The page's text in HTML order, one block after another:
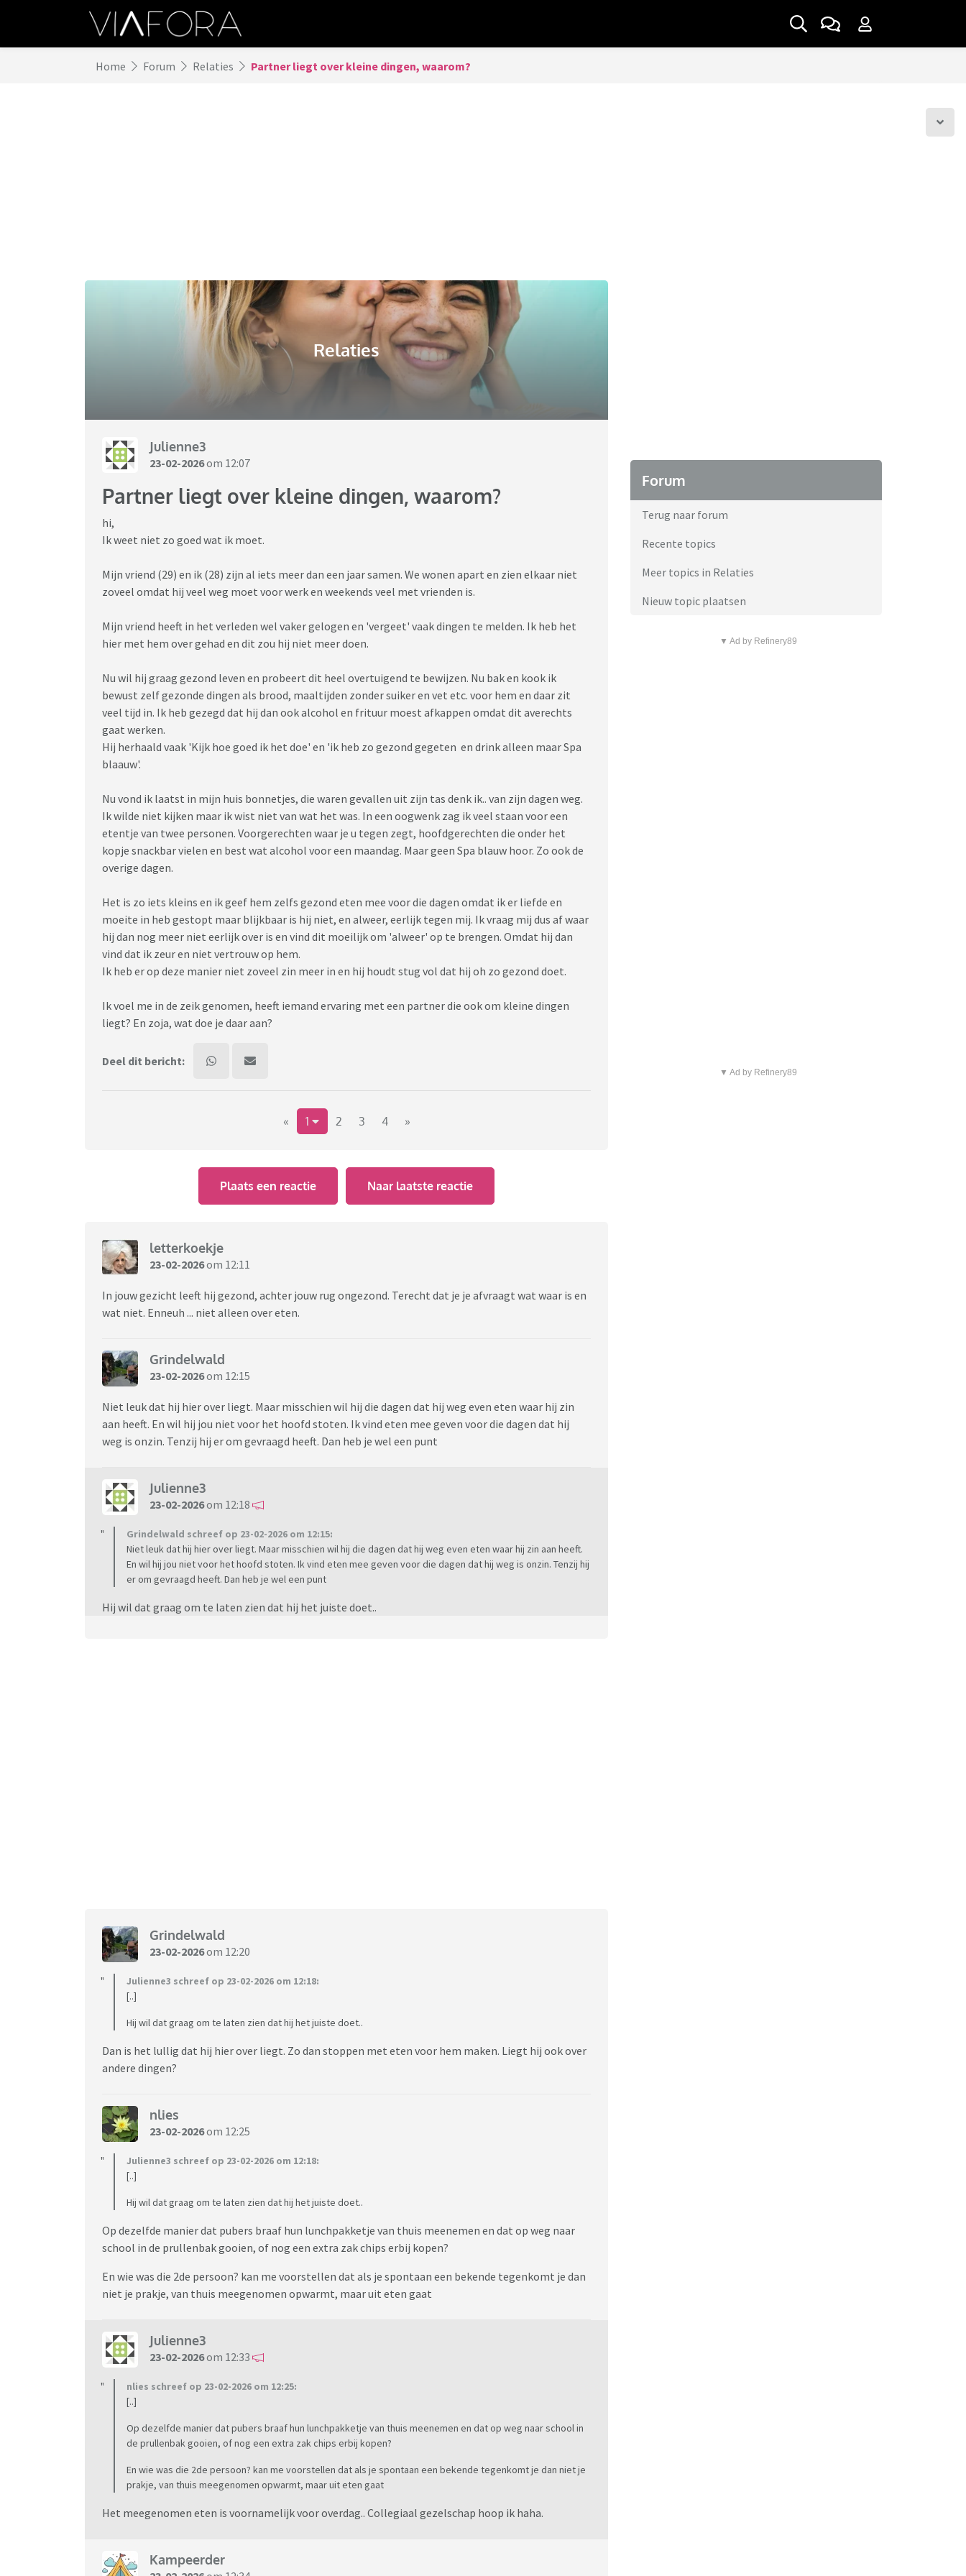
Home Forum Relaties Partner liegt over kleine dingen, waarom?
Relaties
Julienne3
23-02-2026om 12:07
Partner liegt over kleine dingen, waarom?
hi,
Ik weet niet zo goed wat ik moet.
Mijn vriend (29) en ik (28) zijn al iets meer dan een jaar samen. We wonen apart en zien elkaar niet
zoveel omdat hij veel weg moet voor werk en weekends veel met vrienden is.
Mijn vriend heeft in het verleden wel vaker gelogen en 'vergeet' vaak dingen te melden. Ik heb het
hier met hem over gehad en dit zou hij niet meer doen.
Nu wil hij graag gezond leven en probeert dit heel overtuigend te bewijzen. Nu bak en kook ik
bewust zelf gezonde dingen als brood, maaltijden zonder suiker en vet etc. voor hem en daar zit
veel tijd in. Ik heb gezegd dat hij dan ook alcohol en frituur moest afkappen omdat dit averechts
gaat werken.
Hij herhaald vaak 'Kijk hoe goed ik het doe' en 'ik heb zo gezond gegeten en drink alleen maar Spa
blaauw'.
Nu vond ik laatst in mijn huis bonnetjes, die waren gevallen uit zijn tas denk ik.. van zijn dagen weg.
Ik wilde niet kijken maar ik wist niet van wat het was. In een oogwenk zag ik veel staan voor een
etentje van twee personen. Voorgerechten waar je u tegen zegt, hoofdgerechten die onder het
kopje snackbar vielen en best wat alcohol voor een maandag. Maar geen Spa blauw hoor. Zo ook de
overige dagen.
Het is zo iets kleins en ik geef hem zelfs gezond eten mee voor die dagen omdat ik er liefde en
moeite in heb gestopt maar blijkbaar is hij niet, en alweer, eerlijk tegen mij. Ik vraag mij dus af waar
hij dan nog meer niet eerlijk over is en vind dit moeilijk om 'alweer' op te brengen. Omdat hij dan
vind dat ik zeur en niet vertrouw op hem.
Ik heb er op deze manier niet zoveel zin meer in en hij houdt stug vol dat hij oh zo gezond doet.
Ik voel me in de zeik genomen, heeft iemand ervaring met een partner die ook om kleine dingen
liegt? En zoja, wat doe je daar aan?
Deel dit bericht:
« 1 2 3 4 »
Plaats een reactie Naar laatste reactie
letterkoekje
23-02-2026om 12:11
In jouw gezicht leeft hij gezond, achter jouw rug ongezond. Terecht dat je je afvraagt wat waar is en
wat niet. Enneuh ... niet alleen over eten.
Grindelwald
23-02-2026om 12:15
Niet leuk dat hij hier over liegt. Maar misschien wil hij die dagen dat hij weg even eten waar hij zin
aan heeft. En wil hij jou niet voor het hoofd stoten. Ik vind eten mee geven voor die dagen dat hij
weg is onzin. Tenzij hij er om gevraagd heeft. Dan heb je wel een punt
Julienne3
23-02-2026om 12:18
Grindelwald schreef op 23-02-2026 om 12:15:
Niet leuk dat hij hier over liegt. Maar misschien wil hij die dagen dat hij weg even eten waar hij zin aan heeft.
En wil hij jou niet voor het hoofd stoten. Ik vind eten mee geven voor die dagen dat hij weg is onzin. Tenzij hij
er om gevraagd heeft. Dan heb je wel een punt
Hij wil dat graag om te laten zien dat hij het juiste doet..
Grindelwald
23-02-2026om 12:20
Julienne3 schreef op 23-02-2026 om 12:18:
[..]
Hij wil dat graag om te laten zien dat hij het juiste doet..
Dan is het lullig dat hij hier over liegt. Zo dan stoppen met eten voor hem maken. Liegt hij ook over
andere dingen?
nlies
23-02-2026om 12:25
Julienne3 schreef op 23-02-2026 om 12:18:
[..]
Hij wil dat graag om te laten zien dat hij het juiste doet..
Op dezelfde manier dat pubers braaf hun lunchpakketje van thuis meenemen en dat op weg naar
school in de prullenbak gooien, of nog een extra zak chips erbij kopen?
En wie was die 2de persoon? kan me voorstellen dat als je spontaan een bekende tegenkomt je dan
niet je prakje, van thuis meegenomen opwarmt, maar uit eten gaat
Julienne3
23-02-2026om 12:33
nlies schreef op 23-02-2026 om 12:25:
[..]
Op dezelfde manier dat pubers braaf hun lunchpakketje van thuis meenemen en dat op weg naar school in
de prullenbak gooien, of nog een extra zak chips erbij kopen?
En wie was die 2de persoon? kan me voorstellen dat als je spontaan een bekende tegenkomt je dan niet je
prakje, van thuis meegenomen opwarmt, maar uit eten gaat
Het meegenomen eten is voornamelijk voor overdag.. Collegiaal gezelschap hoop ik haha.
Kampeerder
Forum
Terug naar forum
Recente topics
Meer topics in Relaties
Nieuw topic plaatsen
▼ Ad by Refinery89
▼ Ad by Refinery89